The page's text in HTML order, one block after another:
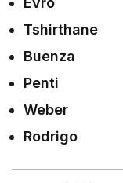
Tshirthane
Buenza
Penti
Weber
Rodrigo